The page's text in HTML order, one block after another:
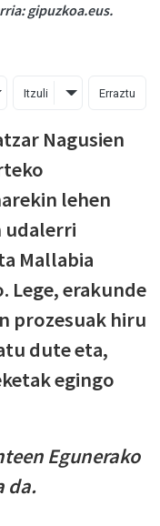
gipuzkoa.eus.
Itzuli Erraztu
Nagusien
lehen
udalerri
Mallabia
Lege, erakunde
prozesuak hiru
dute eta,
egingo
Egunerako
da.